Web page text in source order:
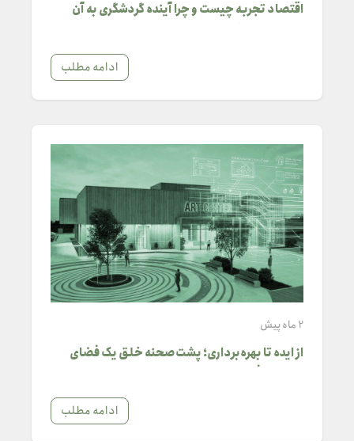
اقتصاد تجربه چیست و چرا آینده گردشگری به آن
ادامه مطلب
2 ماه پیش
از ایده تا بهره‌برداری؛ پشت‌صحنه خلق یک فضای
ادامه مطلب